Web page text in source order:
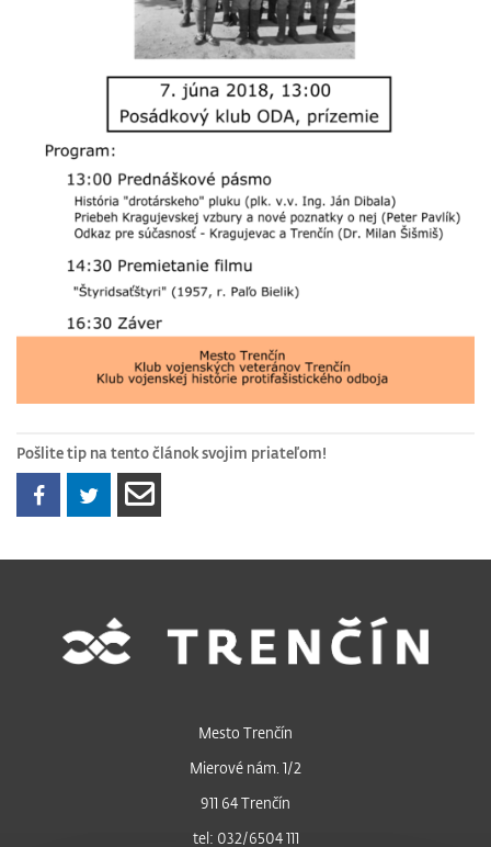
Pošlite tip na tento článok svojim priateľom!
Mesto Trenčín
Mierové nám. 1/2
911 64 Trenčín
tel: 032/6504 111